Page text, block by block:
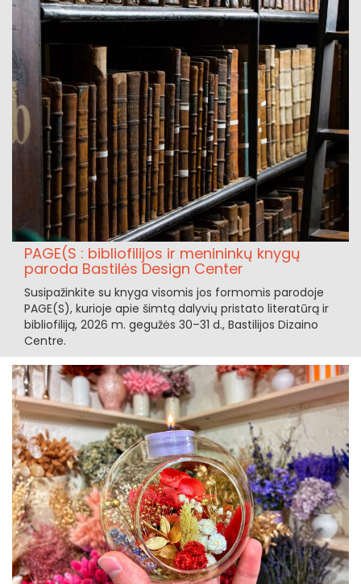
PAGE(S : bibliofilijos ir menininkų knygų
paroda Bastilės Design Center
Susipažinkite su knyga visomis jos formomis parodoje
PAGE(S), kurioje apie šimtą dalyvių pristato literatūrą ir
bibliofiliją, 2026 m. gegužės 30–31 d., Bastilijos Dizaino
Centre.